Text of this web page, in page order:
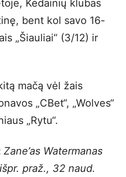
Kėdainių klubas
bent kol savo 16-
„Šiauliai“ (3/12) ir
mačą vėl žais
„CBet“, „Wolves“
„Rytu“.
Zane’as Watermanas
praž., 32 naud.